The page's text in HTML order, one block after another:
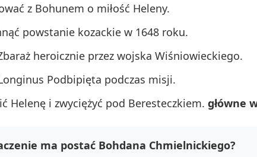
z Bohunem o miłość Heleny.
powstanie kozackie w 1648 roku.
heroicznie przez wojska Wiśniowieckiego.
Podbipięta podczas misji.
Helenę i zwyciężyć pod Beresteczkiem. główne
ma postać Bohdana Chmielnickiego?